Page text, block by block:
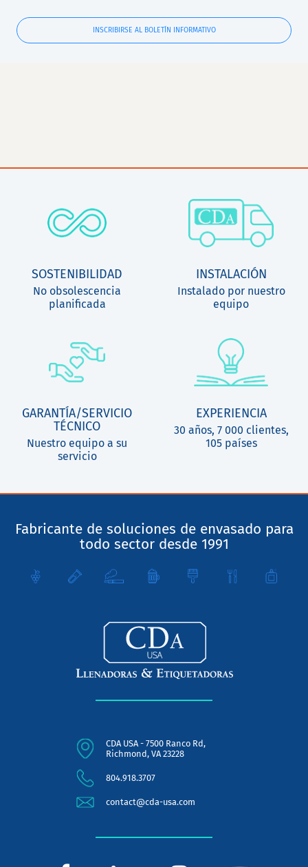
INSCRIBIRSE AL BOLETÍN INFORMATIVO
SOSTENIBILIDAD
No obsolescencia
planificada
INSTALACIÓN
Instalado por nuestro
equipo
GARANTÍA/SERVICIO
TÉCNICO
Nuestro equipo a su
servicio
EXPERIENCIA
30 años, 7 000 clientes,
105 países
Fabricante de soluciones de envasado para
todo sector desde 1991
CDA USA - 7500 Ranco Rd,
Richmond, VA 23228
804.918.3707
contact@cda-usa.com